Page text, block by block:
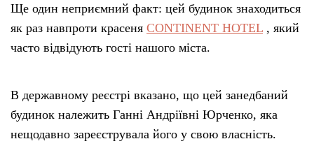
Тендери
Довідник
Ще один неприємний факт: цей будинок знаходиться
як раз навпроти красеня CONTINENT HOTEL , який
часто відвідують гості нашого міста.
В державному реєстрі вказано, що цей занедбаний
будинок належить Ганні Андріївні Юрченко, яка
нещодавно зареєструвала його у свою власність.